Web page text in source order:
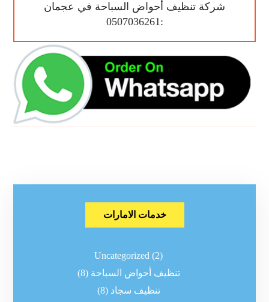
شركة تنظيف أحواض السباحة في عجمان
:0507036261
خدمات الامارات
Uncategorized (2)
تنظيف أحواض السباحة (8)
تنظيف سجاد (8)